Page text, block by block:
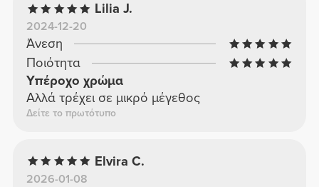
Lilia J.
2024-12-20
Άνεση
Ποιότητα
Υπέροχο χρώμα
Αλλά τρέχει σε μικρό μέγεθος
Δείτε το πρωτότυπο
Elvira C.
2026-01-08